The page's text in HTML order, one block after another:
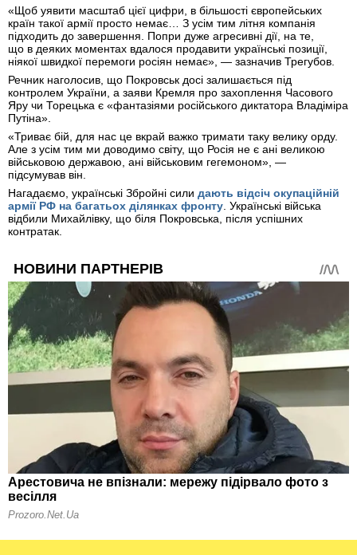
«Щоб уявити масштаб цієї цифри, в більшості європейських
країн такої армії просто немає… З усім тим літня компанія
підходить до завершення. Попри дуже агресивні дії, на те,
що в деяких моментах вдалося продавити українські позиції,
ніякої швидкої перемоги росіян немає», — зазначив Трегубов.
Речник наголосив, що Покровськ досі залишається під
контролем України, а заяви Кремля про захоплення Часового
Яру чи Торецька є «фантазіями російського диктатора Владіміра
Путіна».
«Триває бій, для нас це вкрай важко тримати таку велику орду.
Але з усім тим ми доводимо світу, що Росія не є ані великою
військовою державою, ані військовим гегемоном», —
підсумував він.
Нагадаємо, українські Збройні сили дають відсіч окупаційній
армії РФ на багатьох ділянках фронту. Українські війська
відбили Михайлівку, що біля Покровська, після успішних
контратак.